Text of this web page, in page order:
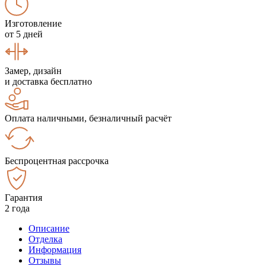
Изготовление
от 5 дней
Замер, дизайн
и доставка бесплатно
Оплата наличными, безналичный расчёт
Беспроцентная рассрочка
Гарантия
2 года
Описание
Отделка
Информация
Отзывы